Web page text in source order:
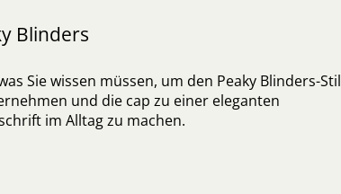
Blinders
Sie wissen müssen, um den Peaky Blinders-Stil
und die cap zu einer eleganten
im Alltag zu machen.